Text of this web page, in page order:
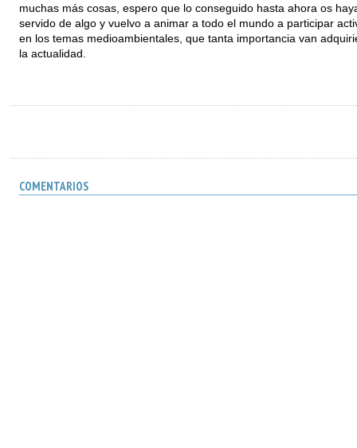
muchas más cosas, espero que lo conseguido hasta ahora os
servido de algo y vuelvo a animar a todo el mundo a participar
en los temas medioambientales, que tanta importancia van
la actualidad.
COMENTARIOS